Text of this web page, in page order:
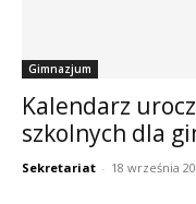
Gimnazjum
Kalendarz
szkolnych dla
Sekretariat - 18 września